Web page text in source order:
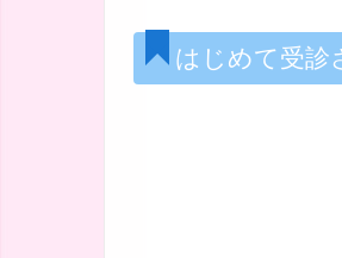
はじめて受診